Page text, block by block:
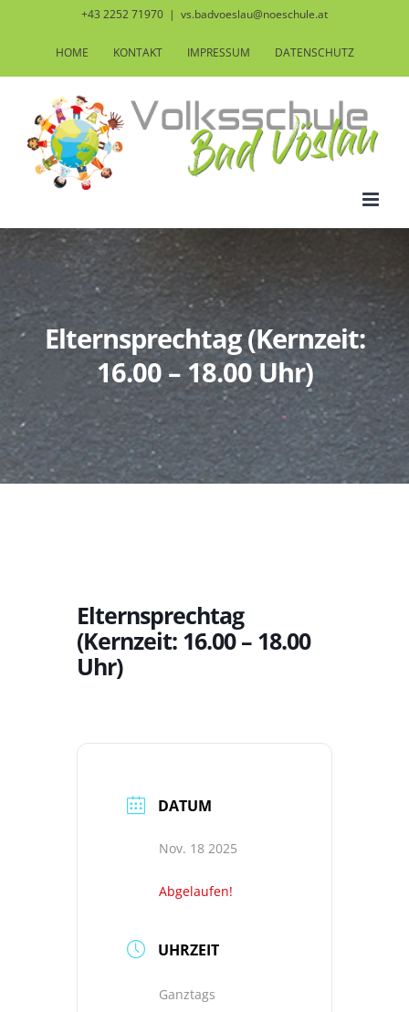
springen
+43 2252 71970 | vs.badvoeslau@noeschule.at
HOME KONTAKT IMPRESSUM DATENSCHUTZ
Elternsprechtag (Kernzeit:
16.00 – 18.00 Uhr)
Elternsprechtag
(Kernzeit: 16.00 – 18.00
Uhr)
DATUM
Nov. 18 2025
Abgelaufen!
UHRZEIT
Ganztags